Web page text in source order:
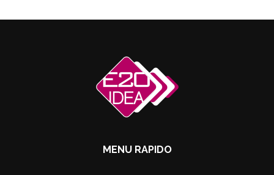
MENU RAPIDO